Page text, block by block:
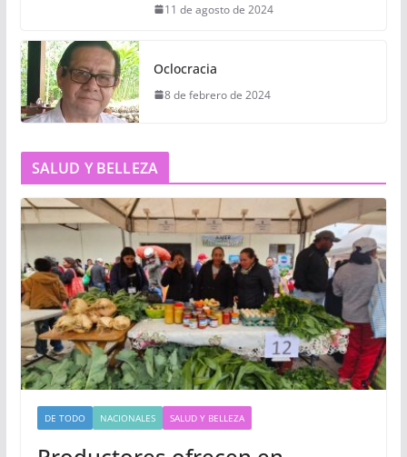
11 de agosto de 2024
Oclocracia
8 de febrero de 2024
SALUD Y BELLEZA
DE TODO NACIONALES SALUD Y BELLEZA